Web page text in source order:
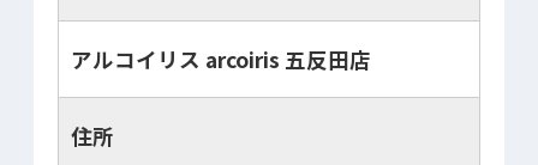
アルコイリス arcoiris 五反田店
住所